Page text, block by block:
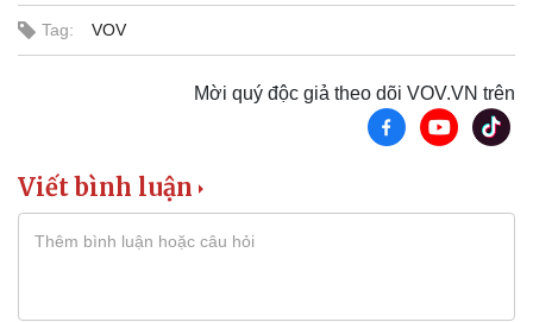
Tag: VOV
Mời quý độc giả theo dõi VOV.VN trên
Viết bình luận